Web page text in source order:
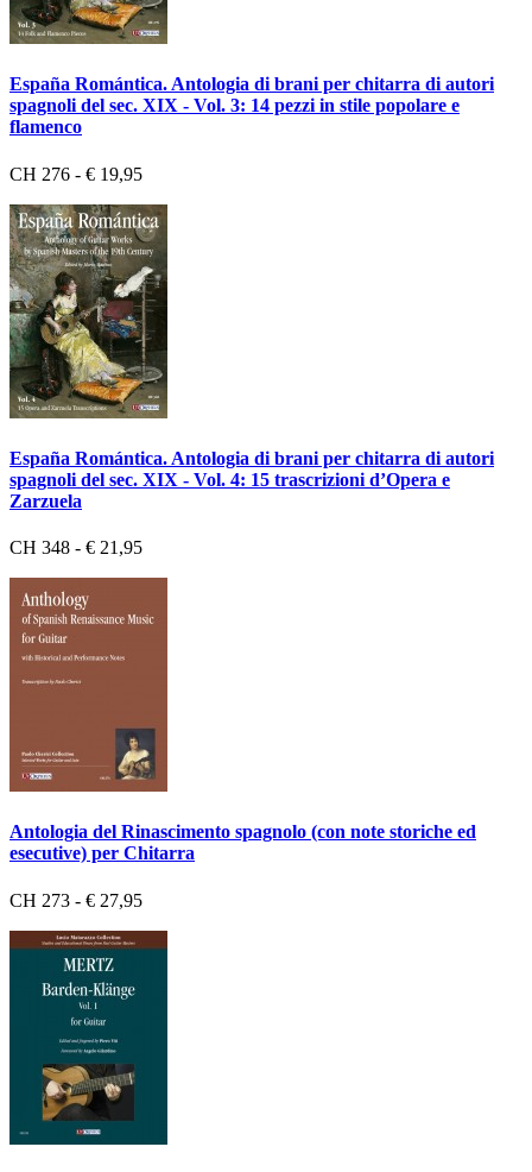
España Romántica. Antologia di brani per chitarra di autori
spagnoli del sec. XIX - Vol. 3: 14 pezzi in stile popolare e
flamenco
CH 276 - € 19,95
España Romántica. Antologia di brani per chitarra di autori
spagnoli del sec. XIX - Vol. 4: 15 trascrizioni d’Opera e
Zarzuela
CH 348 - € 21,95
Antologia del Rinascimento spagnolo (con note storiche ed
esecutive) per Chitarra
CH 273 - € 27,95